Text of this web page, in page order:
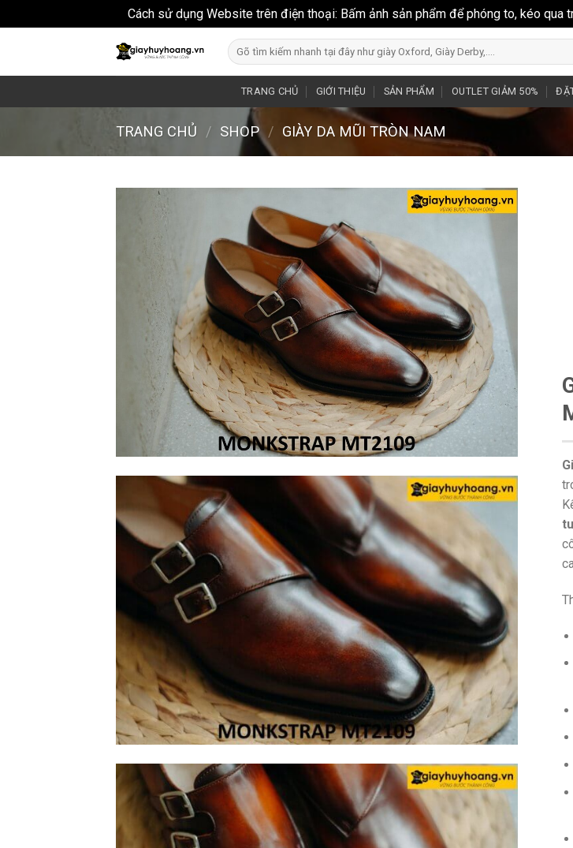
Cách sử dụng Website trên điện thoại: Bấm ảnh sản phẩm để phóng to, kéo qua
content
Search
for:
TRANG CHỦ GIỚI THIỆU SẢN PHẨM OUTLET GIẢM 50%
TRANG CHỦ / SHOP / GIÀY DA MŨI TRÒN NAM